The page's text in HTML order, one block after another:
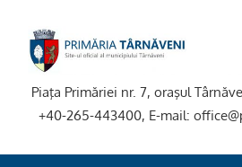
content
Piaţa Primăriei nr. 7, oraşul
+40-265-443400, E-mail: